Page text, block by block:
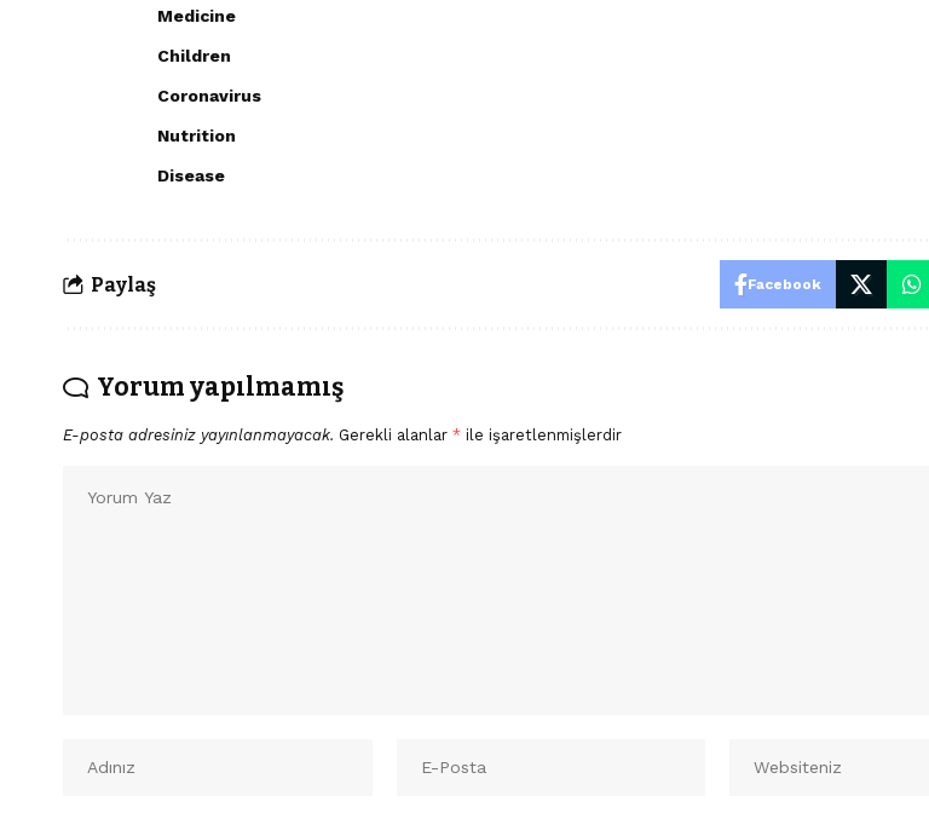
Medicine
Children
Coronavirus
Nutrition
Disease
Paylaş Facebook
Yorum yapılmamış
E-posta adresiniz yayınlanmayacak. Gerekli alanlar * ile işaretlenmişlerdir